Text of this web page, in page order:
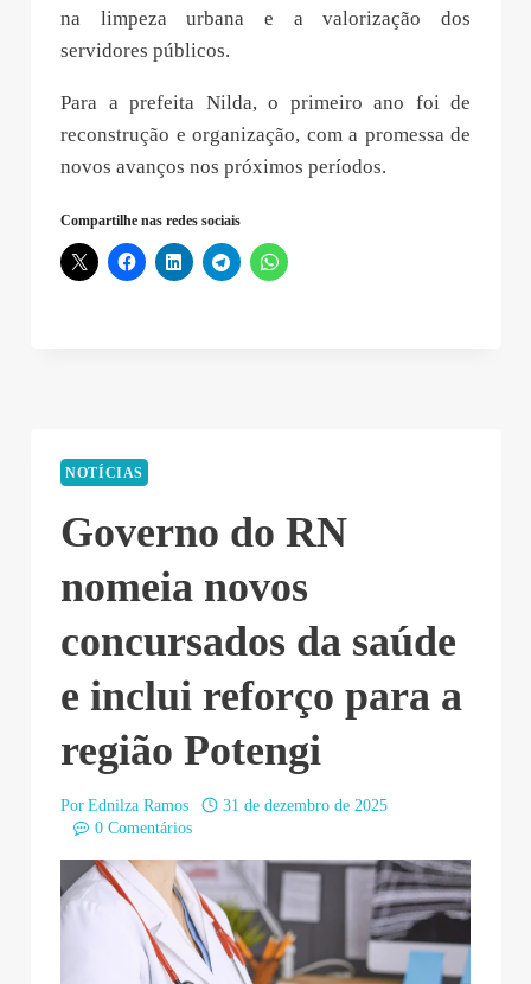
na limpeza urbana e a valorização dos
servidores públicos.
Para a prefeita Nilda, o primeiro ano foi de
reconstrução e organização, com a promessa de
novos avanços nos próximos períodos.
Compartilhe nas redes sociais
NOTÍCIAS
Governo do RN
nomeia novos
concursados da saúde
e inclui reforço para a
região Potengi
Por Ednilza Ramos
31 de dezembro de 2025
0 Comentários